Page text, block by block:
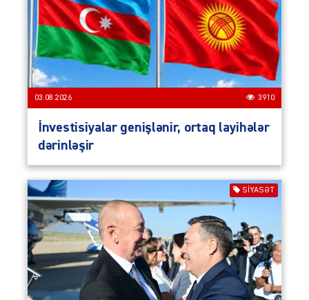
03.08.2026 3910
İnvestisiyalar genişlənir, ortaq layihələr
dərinləşir
SIYASƏT